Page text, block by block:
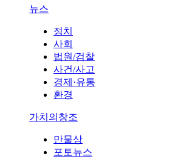
뉴스
정치
사회
법원/검찰
사건/사고
경제·유통
환경
가치의창조
만물상
포토뉴스